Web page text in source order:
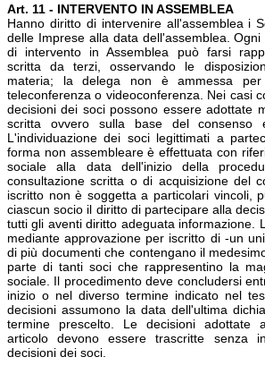
Art. 11 - INTERVENTO IN ASSEMBLEA
Hanno diritto di intervenire all'assemblea i
delle Imprese alla data dell'assemblea.
di intervento in Assemblea può farsi
scritta da terzi, osservando le
materia; la delega non è ammessa
teleconferenza o videoconferenza. Nei casi
decisioni dei soci possono essere adottate
scritta ovvero sulla base del consenso
L'individuazione dei soci legittimati a
forma non assembleare è effettuata con
sociale alla data dell'inizio della
consultazione scritta o di acquisizione del
iscritto non è soggetta a particolari vincoli,
ciascun socio il diritto di partecipare alla
tutti gli aventi diritto adeguata informazione.
mediante approvazione per iscritto di -un
di più documenti che contengano il
parte di tanti soci che rappresentino la
sociale. Il procedimento deve concludersi
inizio o nel diverso termine indicato nel
decisioni assumono la data dell'ultima
termine prescelto. Le decisioni adottate
articolo devono essere trascritte senza
decisioni dei soci.